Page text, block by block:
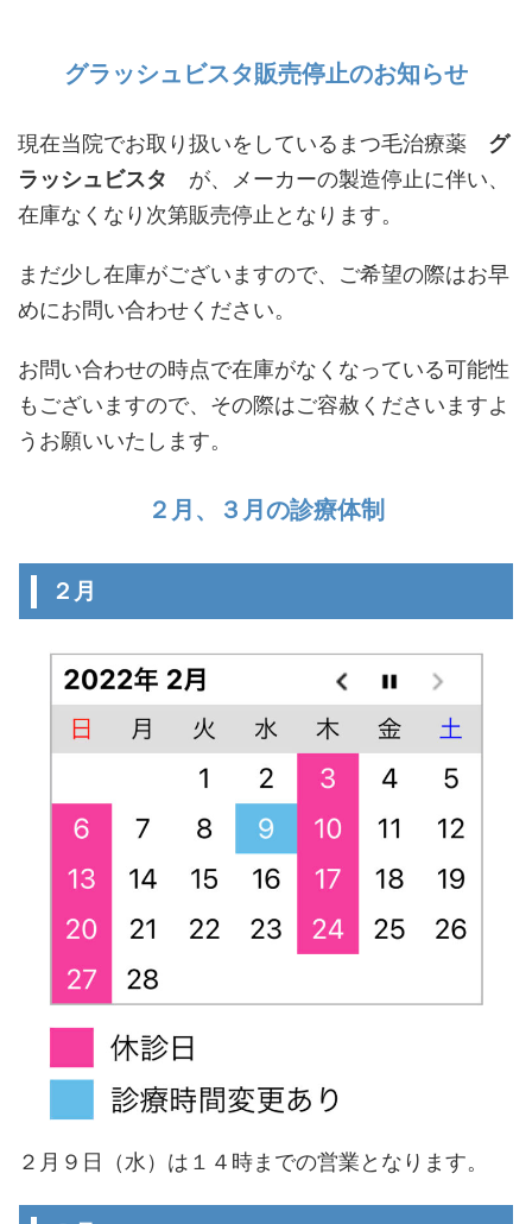
グラッシュビスタ販売停止のお知らせ
現在当院でお取り扱いをしているまつ毛治療薬 グ
ラッシュビスタ が、メーカーの製造停止に伴い、
在庫なくなり次第販売停止となります。
まだ少し在庫がございますので、ご希望の際はお早
めにお問い合わせください。
お問い合わせの時点で在庫がなくなっている可能性
もございますので、その際はご容赦くださいますよ
うお願いいたします。
２月、３月の診療体制
２月
２月９日（水）は１４時までの営業となります。